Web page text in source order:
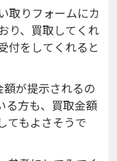
取りフォームにカ
り、買取してくれ
付をしてくれると
が提示されるの
る方も、買取金額
てもよさそうで